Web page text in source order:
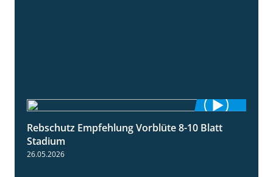
1:55
Rebschutz Empfehlung Vorblüte 8-10 Blatt
Stadium
26.05.2026